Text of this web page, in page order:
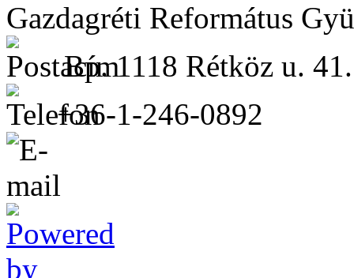
Gazdagréti Református
Bp. 1118 Rétköz u. 41.
+36-1-246-0892